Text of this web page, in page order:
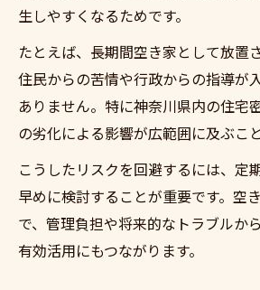
生しやすくなるためです。
たとえば、長期間空き家として放置
住民からの苦情や行政からの指導が
ありません。特に神奈川県内の住宅
の劣化による影響が広範囲に及ぶこ
こうしたリスクを回避するには、定
早めに検討することが重要です。空
で、管理負担や将来的なトラブルか
有効活用にもつながります。